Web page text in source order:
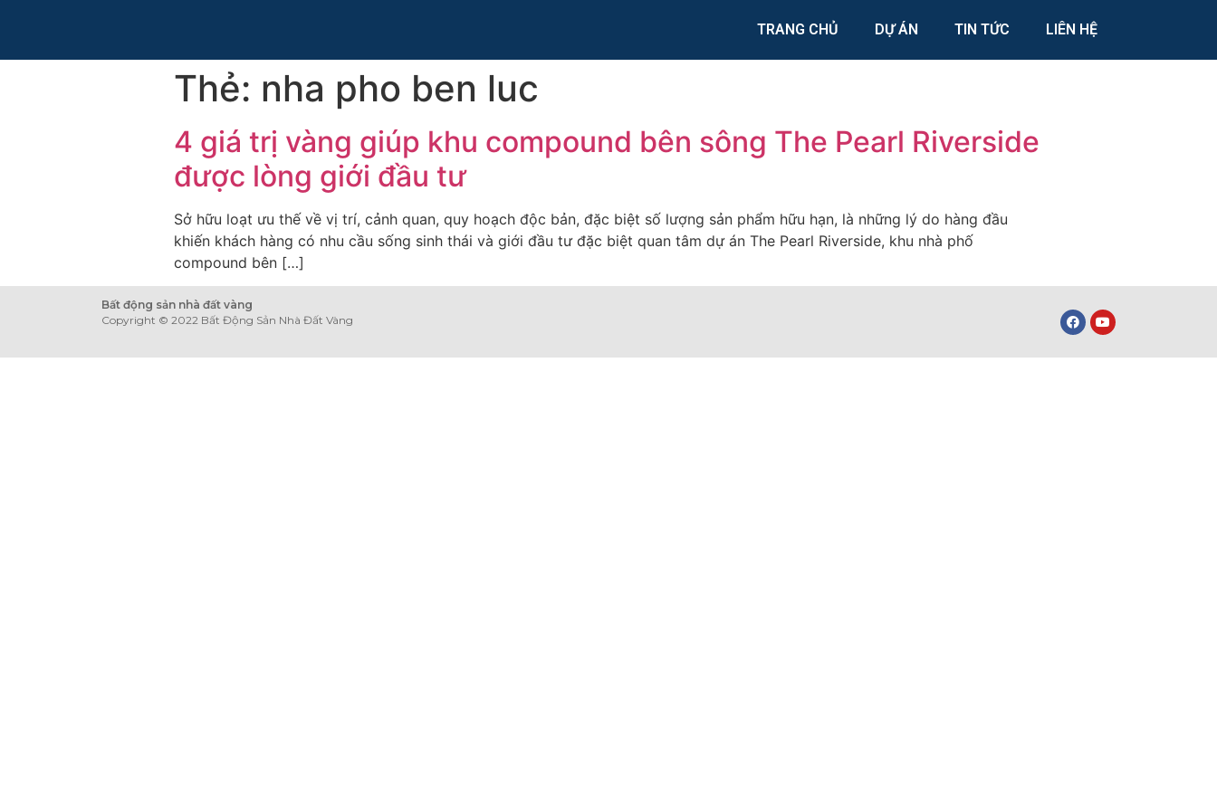
TRANG CHỦ DỰ ÁN TIN TỨC LIÊN HỆ
Thẻ: nha pho ben luc
4 giá trị vàng giúp khu compound bên sông The Pearl Riverside
được lòng giới đầu tư
Sở hữu loạt ưu thế về vị trí, cảnh quan, quy hoạch độc bản, đặc biệt số lượng sản phẩm hữu hạn, là những lý do hàng đầu
khiến khách hàng có nhu cầu sống sinh thái và giới đầu tư đặc biệt quan tâm dự án The Pearl Riverside, khu nhà phố
compound bên […]
Bất động sản nhà đất vàng
Copyright © 2022 Bất Động Sản Nhà Đất Vàng